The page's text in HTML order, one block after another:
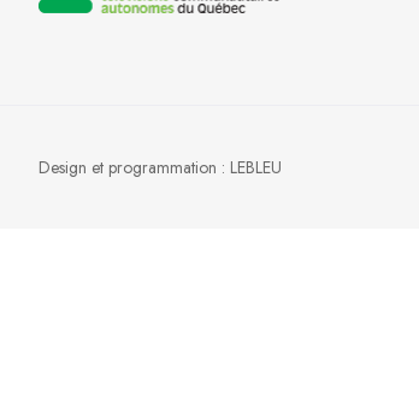
Design et programmation : LEBLEU